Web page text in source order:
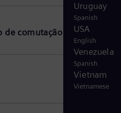
de comutação (250/2.500 μs)
Uruguay
Spanish
USA
English
Venezuela
Spanish
Vietnam
Vietnamese